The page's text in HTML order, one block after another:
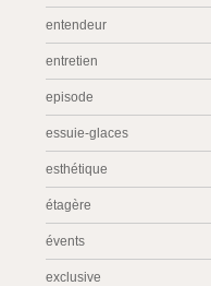
entendeur
entretien
episode
essuie-glaces
esthétique
étagère
évents
exclusive